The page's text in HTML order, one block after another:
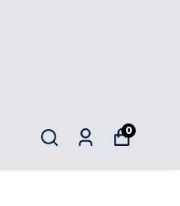
0